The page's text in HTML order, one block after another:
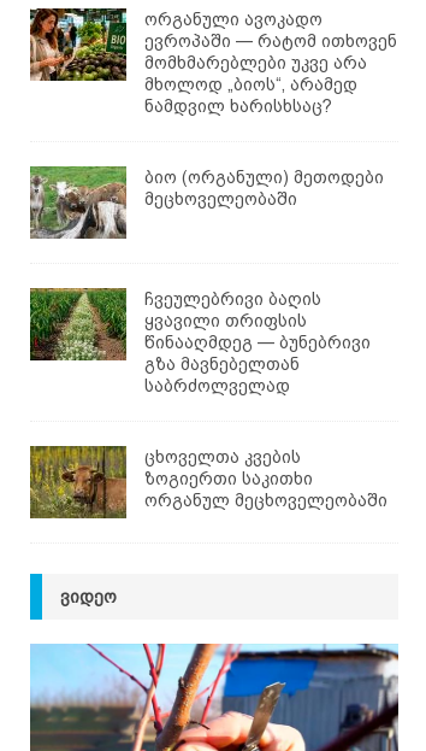
ორგანული ავოკადო
ევროპაში — რატომ ითხოვენ
მომხმარებლები უკვე არა
მხოლოდ „ბიოს“, არამედ
ნამდვილ ხარისხსაც?
ბიო (ორგანული) მეთოდები
მეცხოველეობაში
ჩვეულებრივი ბაღის
ყვავილი თრიფსის
წინააღმდეგ — ბუნებრივი
გზა მავნებელთან
საბრძოლველად
ცხოველთა კვების
ზოგიერთი საკითხი
ორგანულ მეცხოველეობაში
ᲕᲘᲓᲔᲝ